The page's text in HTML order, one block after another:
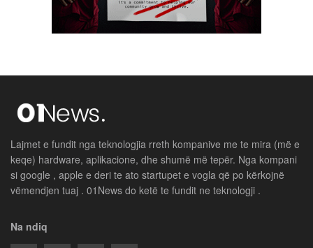
Lajmet e fundit nga teknologjia rreth kompanive me te mira (më e
keqe) hardware, aplikacione, dhe shumë më tepër. Nga kompani
si google , apple e deri te ato startupet e vogla që po kërkojnë
vëmendjen tuaj . 01News do ketë te fundit ne teknologji .
Na ndiq